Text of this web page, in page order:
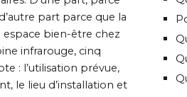
part parce que la
espace bien-être chez
infrarouge, cinq
: l’utilisation prévue,
le lieu d’installation et